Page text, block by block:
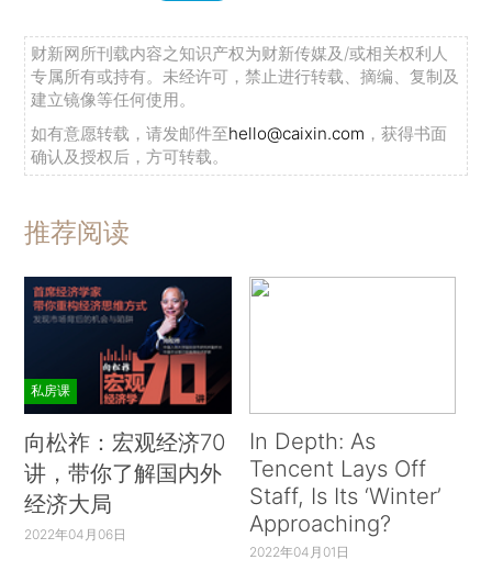
财新网所刊载内容之知识产权为财新传媒及/或相关权利人
专属所有或持有。未经许可，禁止进行转载、摘编、复制及
建立镜像等任何使用。
如有意愿转载，请发邮件至hello@caixin.com ，获得书面
确认及授权后，方可转载。
推荐阅读
私房课
向松祚：宏观经济70
讲，带你了解国内外
经济大局
2022年04月06日
In Depth: As
Tencent Lays Off
Staff, Is Its ‘Winter’
Approaching?
2022年04月01日